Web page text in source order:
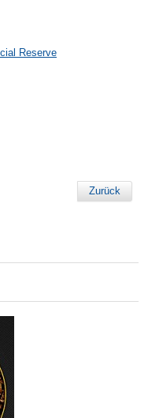
Reserve
Zurück